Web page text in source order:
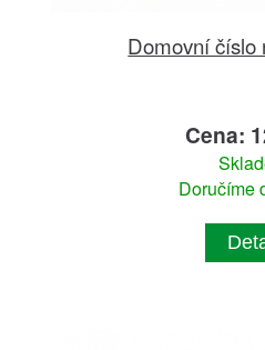
Domovní číslo
Cena:
Doručíme